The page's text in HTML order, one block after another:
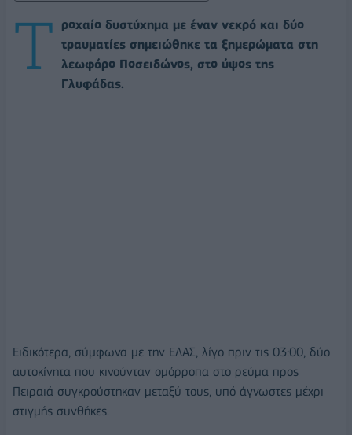
Τ
ροχαίο δυστύχημα με έναν νεκρό και δύο
τραυματίες σημειώθηκε τα ξημερώματα στη
λεωφόρο Ποσειδώνος, στο ύψος της
Γλυφάδας.
Ειδικότερα, σύμφωνα με την ΕΛΑΣ, λίγο πριν τις 03:00, δύο
αυτοκίνητα που κινούνταν ομόρροπα στο ρεύμα προς
Πειραιά συγκρούστηκαν μεταξύ τους, υπό άγνωστες μέχρι
στιγμής συνθήκες.